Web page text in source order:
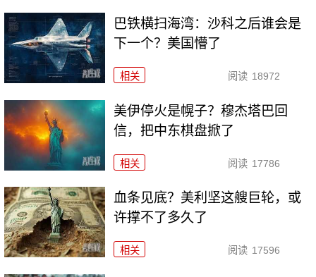
巴铁横扫海湾：沙科之后谁会是
下一个？美国懵了
相关 阅读 18972
美伊停火是幌子？穆杰塔巴回
信，把中东棋盘掀了
相关 阅读 17786
血条见底？美利坚这艘巨轮，或
许撑不了多久了
相关 阅读 17596